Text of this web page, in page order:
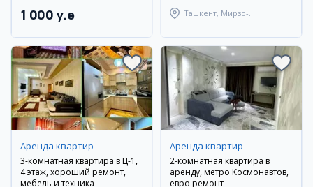
1 000 y.e
Ташкент, Мирзо-
Аренда квартир
3-комнатная квартира в Ц-1,
4 этаж, хороший ремонт,
мебель и техника
Аренда квартир
2-комнатная квартира в
аренду, метро Космонавтов,
евро ремонт